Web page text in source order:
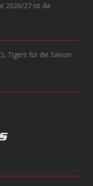
2026/27 ist da
Tigers für die Saison